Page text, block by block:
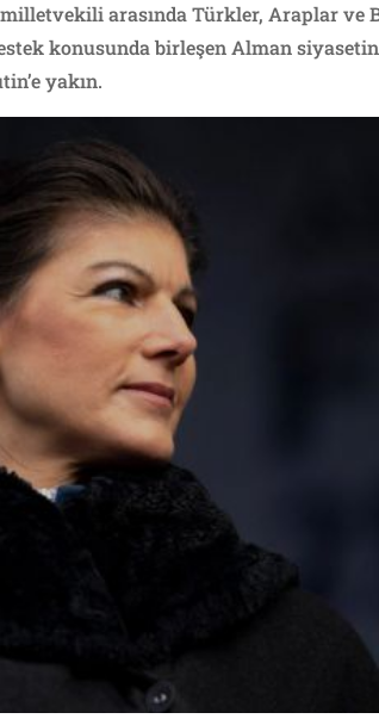
arasında Türkler, Araplar ve
konusunda birleşen Alman
yakın.